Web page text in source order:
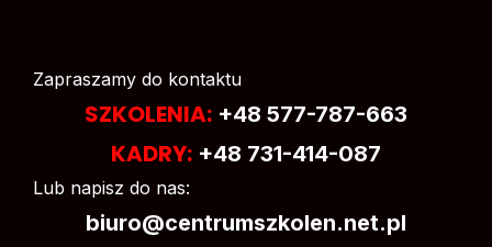
Zapraszamy do kontaktu
SZKOLENIA: +48 577-787-663
KADRY: +48 731-414-087
Lub napisz do nas:
biuro@centrumszkolen.net.pl